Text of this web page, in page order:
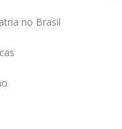
no Brasil